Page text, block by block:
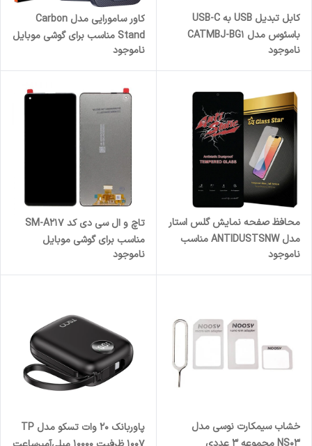
کابل تبدیل USB به USB-C
باسئوس مدل CATMBJ-BG1
طول 0.23 متر
ناموجود
کاور سامورایی مدل Carbon
Stand مناسب برای گوشی موبایل
Poco M8 5G
ناموجود
محافظ صفحه نمایش گلس استار
مدل ANTIDUSTSNW مناسب
برای گوشی موبایل سامسونگ
Galaxy A55
ناموجود
تاچ و ال سی دی کد SM-A217
مناسب برای گوشی موبایل
سامسونگ Galaxy A21s
ناموجود
خشاب سیمکارت نوسی مدل
پاوربانک 20 وات تسکو مدل TP